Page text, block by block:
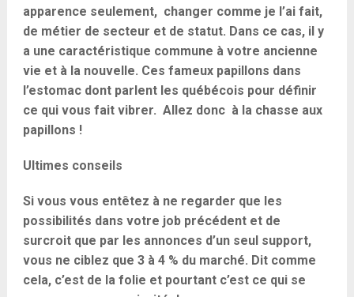
apparence seulement, changer comme je l’ai fait,
de métier de secteur et de statut. Dans ce cas, il y
a une caractéristique commune à votre ancienne
vie et à la nouvelle. Ces fameux papillons dans
l’estomac dont parlent les québécois pour définir
ce qui vous fait vibrer. Allez donc à la chasse aux
papillons !
Ultimes conseils
Si vous vous entêtez à ne regarder que les
possibilités dans votre job précédent et de
surcroit que par les annonces d’un seul support,
vous ne ciblez que 3 à 4 % du marché. Dit comme
cela, c’est de la folie et pourtant c’est ce qui se